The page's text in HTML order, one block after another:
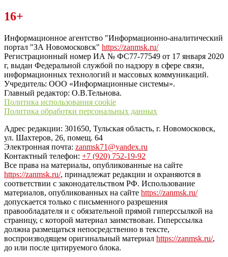
Читайте последние новости дня в Тульской области на сайте
“ЗаНовомосковск”
16+
Информационное агентство "Информационно-аналитический
портал "ЗА Новомосковск" https://zanmsk.ru/
Регистрационный номер ИА № ФС77-77549 от 17 января 2020
г, выдан Федеральной службой по надзору в сфере связи,
информационных технологий и массовых коммуникаций.
Учредитель: ООО «Информационные системы».
Главный редактор: О.В.Тельнова.
Политика использования cookie
Политика обработки персональных данных
Адрес редакции: 301650, Тульская область, г. Новомосковск,
ул. Шахтеров, 26, помещ. 64
Электронная почта: zanmsk71@yandex.ru
Контактный телефон: +7 (920) 752-19-92
Все права на материалы, опубликованные на сайте
https://zanmsk.ru/, принадлежат редакции и охраняются в
соответствии с законодательством РФ. Использование
материалов, опубликованных на сайте https://zanmsk.ru/
допускается только с письменного разрешения
правообладателя и с обязательной прямой гиперссылкой на
страницу, с которой материал заимствован. Гиперссылка
должна размещаться непосредственно в тексте,
воспроизводящем оригинальный материал https://zanmsk.ru/,
до или после цитируемого блока.